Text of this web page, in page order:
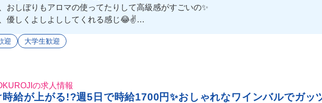
おしぼりもアロマの使ってたりして高級感がすごいの✨
優しくよしよししてくれる感じ😂✌️
由に作ってくれるからこれを楽しみに働けちゃう🌟
迎 大学生歓迎
の求人情報
給が上がる!?週5日で時給1700円✨おしゃれなワインバルでガ